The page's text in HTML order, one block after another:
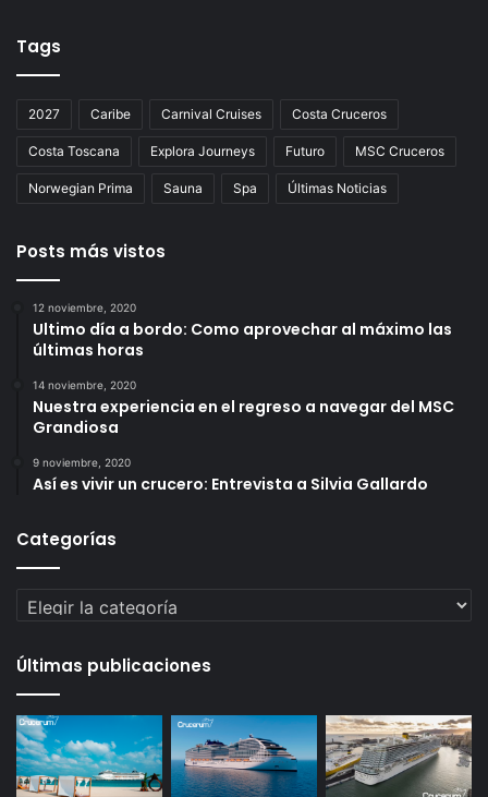
Tags
2027 Caribe Carnival Cruises Costa Cruceros
Costa Toscana Explora Journeys Futuro MSC Cruceros
Norwegian Prima Sauna Spa Últimas Noticias
Posts más vistos
12 noviembre, 2020
Ultimo día a bordo: Como aprovechar al máximo las
últimas horas
14 noviembre, 2020
Nuestra experiencia en el regreso a navegar del MSC
Grandiosa
9 noviembre, 2020
Así es vivir un crucero: Entrevista a Silvia Gallardo
Categorías
Categorías
Últimas publicaciones